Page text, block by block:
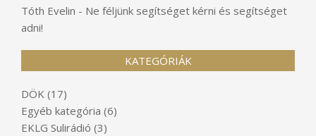
Tóth Evelin - Ne féljünk segítséget kérni és segítséget
adni!
KATEGÓRIÁK
DÖK (17)
Egyéb kategória (6)
EKLG Sulirádió (3)